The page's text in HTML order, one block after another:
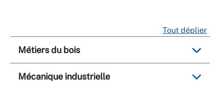
Tout déplier
Métiers du bois
Mécanique industrielle